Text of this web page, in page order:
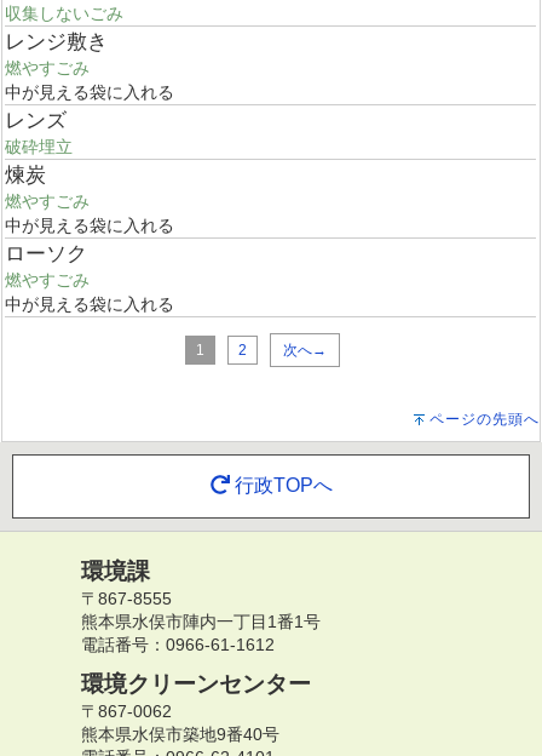
収集しないごみ
レンジ敷き
燃やすごみ
中が見える袋に入れる
レンズ
破砕埋立
煉炭
燃やすごみ
中が見える袋に入れる
ローソク
燃やすごみ
中が見える袋に入れる
1 2 次へ→
ページの先頭へ
行政TOPへ
環境課
〒867-8555
熊本県水俣市陣内一丁目1番1号
電話番号：0966-61-1612
環境クリーンセンター
〒867-0062
熊本県水俣市築地9番40号